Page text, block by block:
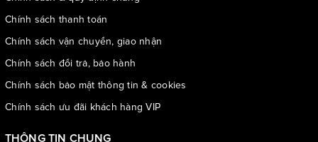
Chính sách thanh toán
Chính sách vận chuyển, giao nhận
Chính sách đổi trả, bảo hành
Chính sách bảo mật thông tin & cookies
Chính sách ưu đãi khách hàng VIP
THÔNG TIN CHUNG